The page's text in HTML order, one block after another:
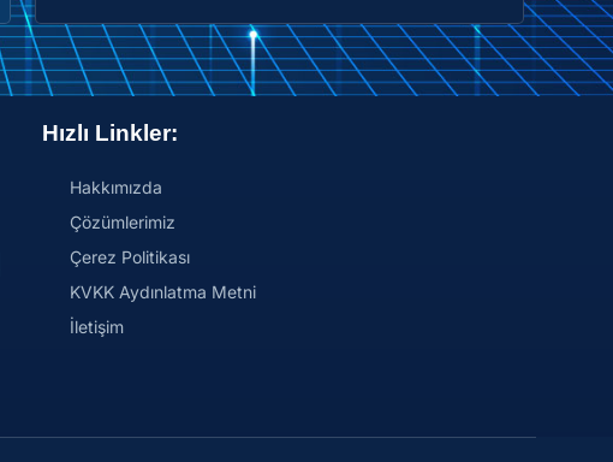
Hızlı Linkler:
Hakkımızda
Çözümlerimiz
Çerez Politikası
KVKK Aydınlatma Metni
İletişim